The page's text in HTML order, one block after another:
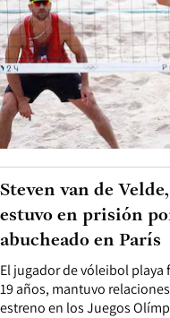
El jugador de vóleibol playa
19 años, mantuvo
estreno en los Juegos
Steven van de
estuvo en prisión
abucheado en París